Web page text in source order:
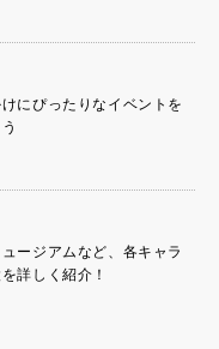
にぴったりなイベントを
ージアムなど、各キャラ
詳しく紹介！